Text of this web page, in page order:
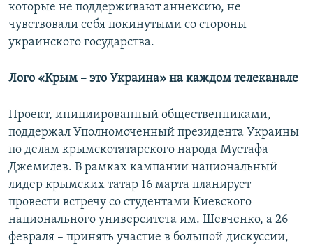
которые не поддерживают аннексию, не
чувствовали себя покинутыми со стороны
украинского государства.
Лого «Крым – это Украина» на каждом телеканале
Проект, инициированный общественниками,
поддержал Уполномоченный президента Украины
по делам крымскотатарского народа Мустафа
Джемилев. В рамках кампании национальный
лидер крымских татар 16 марта планирует
провести встречу со студентами Киевского
национального университета им. Шевченко, а 26
февраля – принять участие в большой дискуссии,